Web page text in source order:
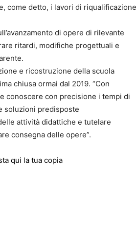
come detto, i lavori di riqualificazione
di opere di rilevante
ritardi, modifiche progettuali e
e ricostruzione della scuola
chiusa ormai dal 2019. “Con
conoscere con precisione i tempi di
soluzioni predisposte
attività didattiche e tutelare
consegna delle opere”.
qui la tua copia